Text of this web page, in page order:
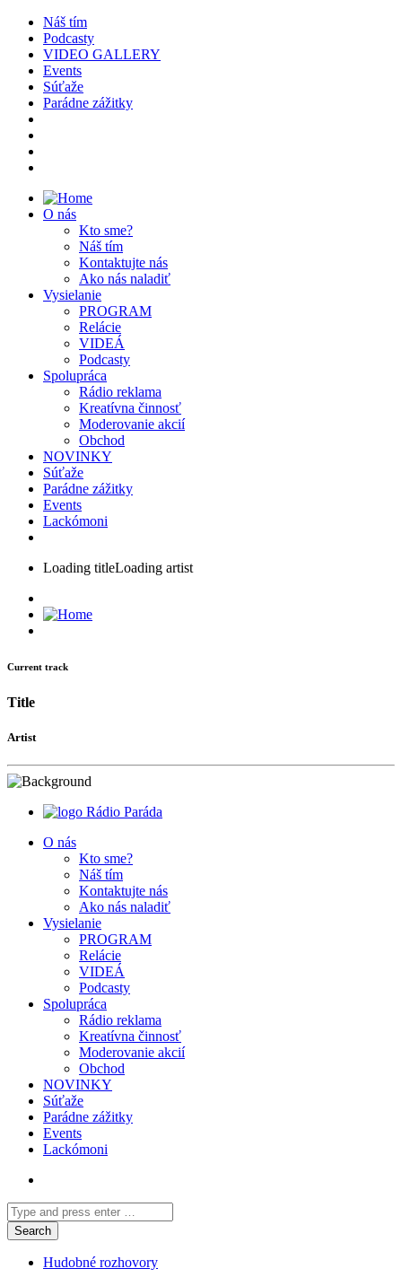
Náš tím
Podcasty
VIDEO GALLERY
Events
Súťaže
Parádne zážitky
O nás
Kto sme?
Náš tím
Kontaktujte nás
Ako nás naladiť
Vysielanie
PROGRAM
Relácie
VIDEÁ
Podcasty
Spolupráca
Rádio reklama
Kreatívna činnosť
Moderovanie akcií
Obchod
NOVINKY
Súťaže
Parádne zážitky
Events
Lackómoni
Loading titleLoading artist
Current track
Title
Artist
Rádio Paráda
O nás
Kto sme?
Náš tím
Kontaktujte nás
Ako nás naladiť
Vysielanie
PROGRAM
Relácie
VIDEÁ
Podcasty
Spolupráca
Rádio reklama
Kreatívna činnosť
Moderovanie akcií
Obchod
NOVINKY
Súťaže
Parádne zážitky
Events
Lackómoni
Hudobné rozhovory